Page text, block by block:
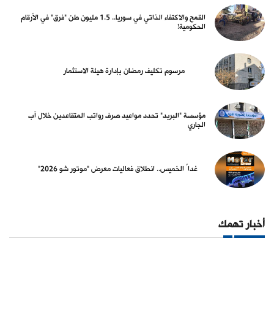
القمح والاكتفاء الذاتي في سوريا.. 1.5 مليون طن "فرق" في الأرقام
الحكومية!
مرسوم تكليف رمضان بإدارة هيئة الاستثمار
مؤسسة "البريد" تحدد مواعيد صرف رواتب المتقاعدين خلال آب
الجاري
غداً الخميس.. انطلاق فعاليات معرض "موتور شو 2026"
أخبار تهمك